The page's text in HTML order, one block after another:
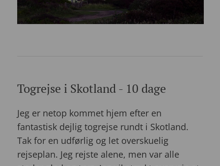
Togrejse i Skotland - 10 dage
Jeg er netop kommet hjem efter en
fantastisk dejlig togrejse rundt i Skotland.
Tak for en udførlig og let overskuelig
rejseplan. Jeg rejste alene, men var alle